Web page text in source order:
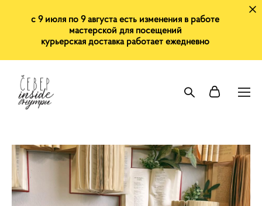
с 9 июля по 9 августа есть изменения в работе
мастерской для посещений
курьерская доставка работает ежедневно